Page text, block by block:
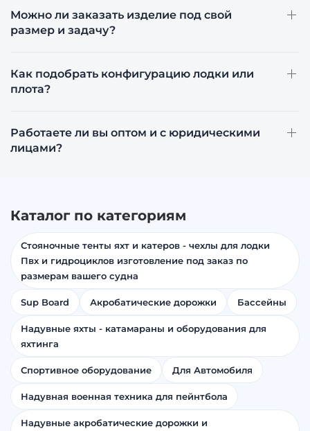
Можно ли заказать изделие под свой
размер и задачу?
Как подобрать конфигурацию лодки или
плота?
Работаете ли вы оптом и с юридическими
лицами?
Каталог по категориям
Стояночные тенты яхт и катеров - чехлы для лодки
Пвх и гидроциклов изготовление под заказ по
размерам вашего судна
Sup Board Акробатические дорожки Бассейны
Надувные яхты - катамараны и оборудования для
яхтинга
Спортивное оборудование Для Автомобиля
Надувная военная техника для пейнтбола
Надувные акробатические дорожки и